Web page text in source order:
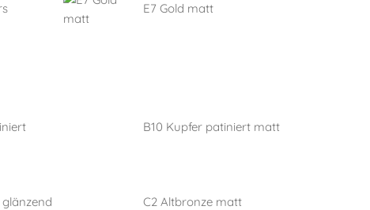
E7 Gold matt
B10 Kupfer patiniert matt
C2 Altbronze matt